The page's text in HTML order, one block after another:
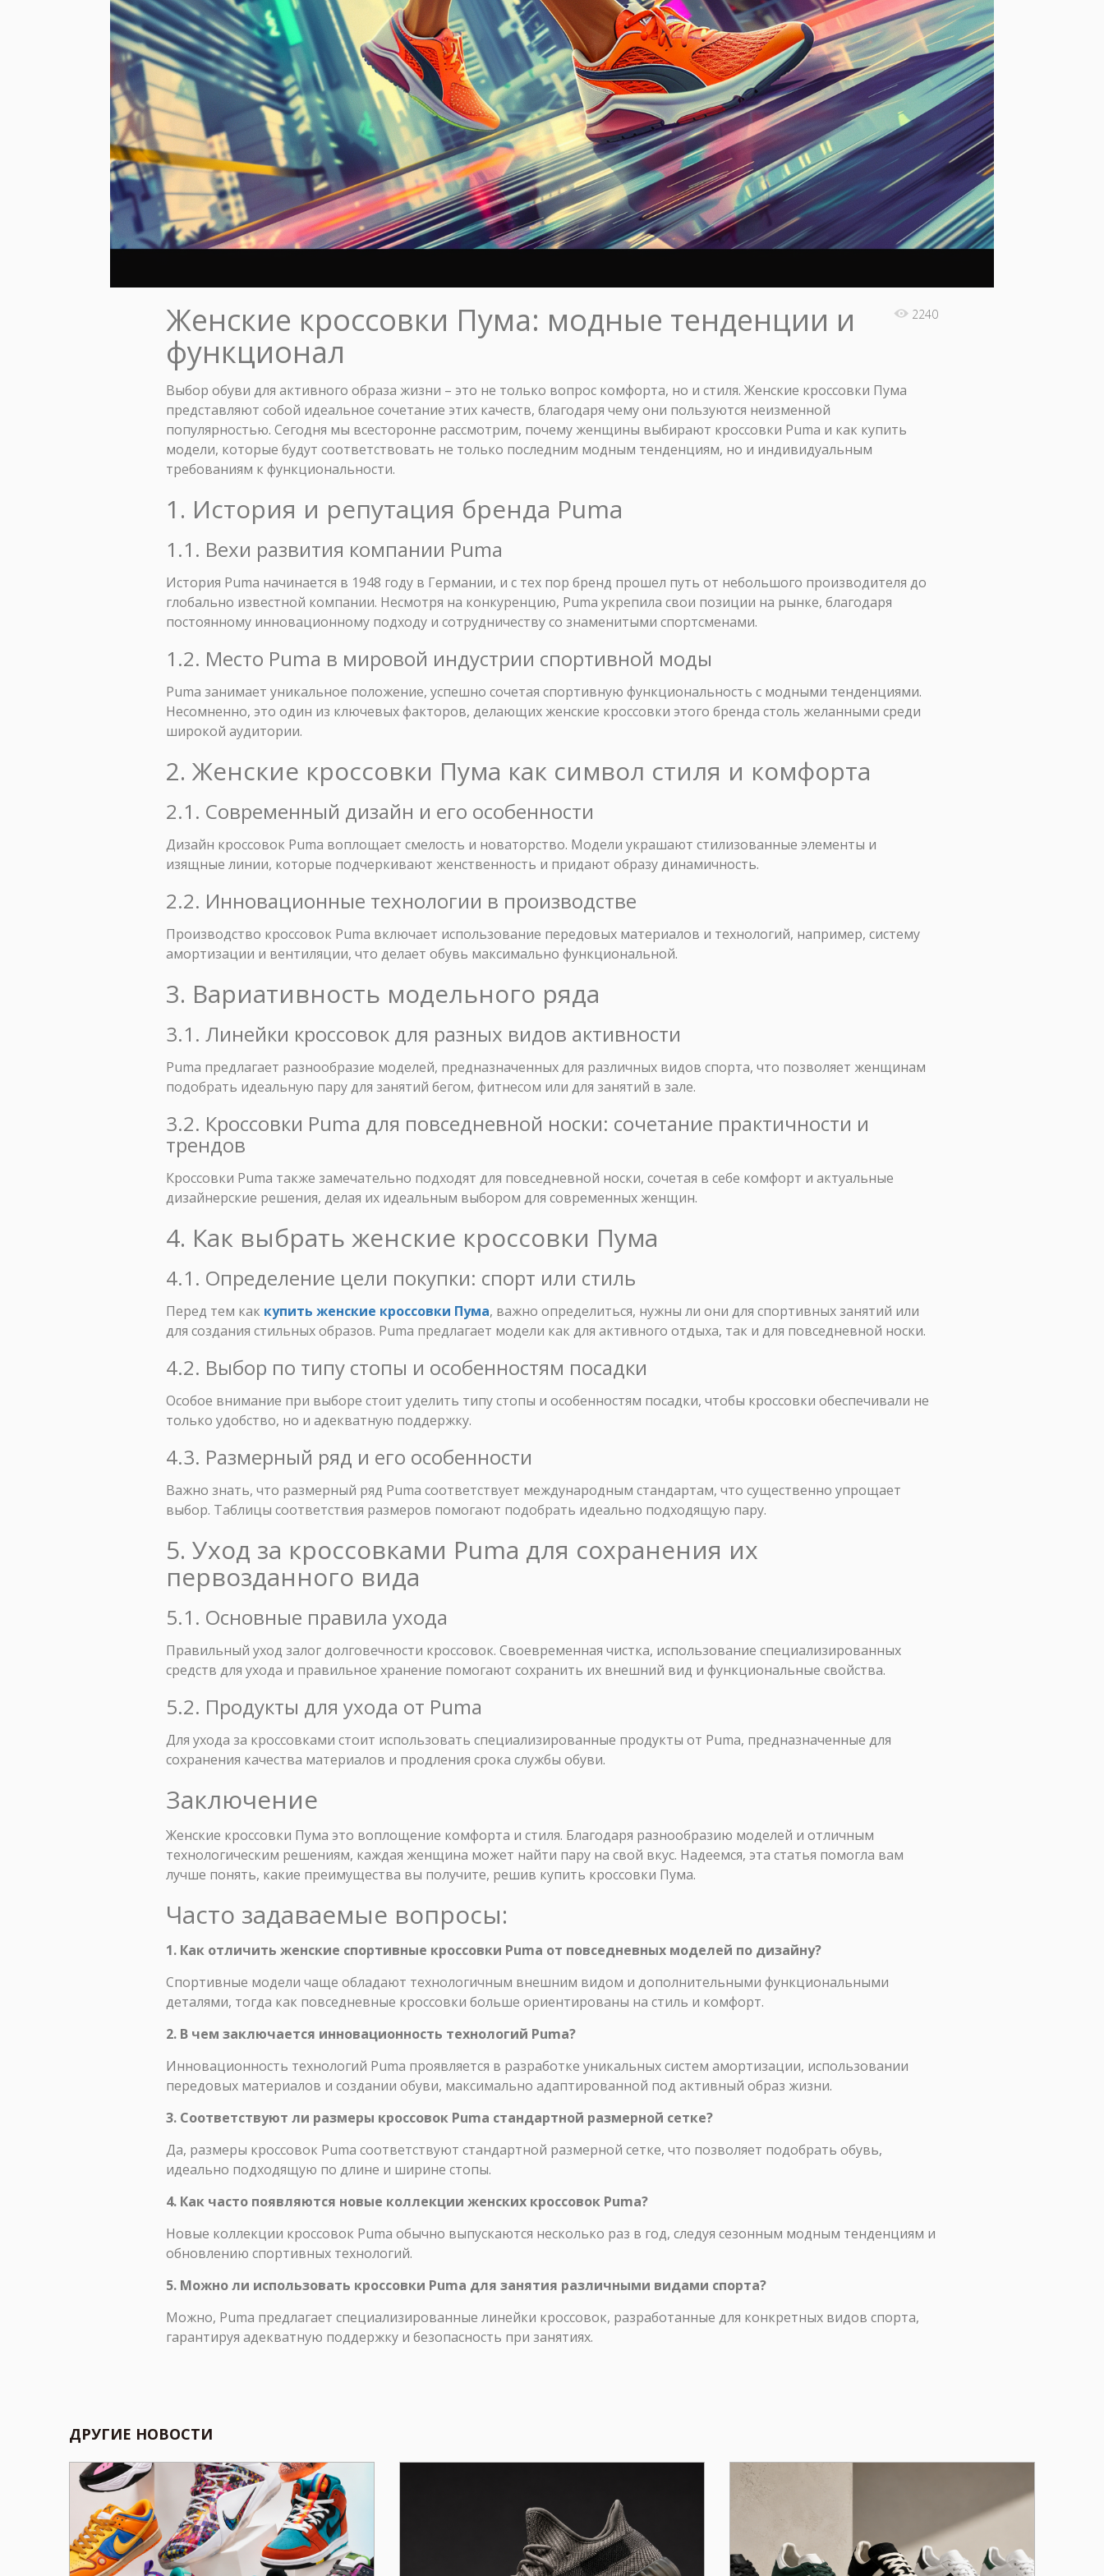
Женские кроссовки Пума: модные тенденции и
функционал
2240
Выбор обуви для активного образа жизни – это не только вопрос комфорта, но и стиля. Женские кроссовки Пума
представляют собой идеальное сочетание этих качеств, благодаря чему они пользуются неизменной
популярностью. Сегодня мы всесторонне рассмотрим, почему женщины выбирают кроссовки Puma и как купить
модели, которые будут соответствовать не только последним модным тенденциям, но и индивидуальным
требованиям к функциональности.
1. История и репутация бренда Puma
1.1. Вехи развития компании Puma
История Puma начинается в 1948 году в Германии, и с тех пор бренд прошел путь от небольшого производителя до
глобально известной компании. Несмотря на конкуренцию, Puma укрепила свои позиции на рынке, благодаря
постоянному инновационному подходу и сотрудничеству со знаменитыми спортсменами.
1.2. Место Puma в мировой индустрии спортивной моды
Puma занимает уникальное положение, успешно сочетая спортивную функциональность с модными тенденциями.
Несомненно, это один из ключевых факторов, делающих женские кроссовки этого бренда столь желанными среди
широкой аудитории.
2. Женские кроссовки Пума как символ стиля и комфорта
2.1. Современный дизайн и его особенности
Дизайн кроссовок Puma воплощает смелость и новаторство. Модели украшают стилизованные элементы и
изящные линии, которые подчеркивают женственность и придают образу динамичность.
2.2. Инновационные технологии в производстве
Производство кроссовок Puma включает использование передовых материалов и технологий, например, систему
амортизации и вентиляции, что делает обувь максимально функциональной.
3. Вариативность модельного ряда
3.1. Линейки кроссовок для разных видов активности
Puma предлагает разнообразие моделей, предназначенных для различных видов спорта, что позволяет женщинам
подобрать идеальную пару для занятий бегом, фитнесом или для занятий в зале.
3.2. Кроссовки Puma для повседневной носки: сочетание практичности и
трендов
Кроссовки Puma также замечательно подходят для повседневной носки, сочетая в себе комфорт и актуальные
дизайнерские решения, делая их идеальным выбором для современных женщин.
4. Как выбрать женские кроссовки Пума
4.1. Определение цели покупки: спорт или стиль
Перед тем как купить женские кроссовки Пума, важно определиться, нужны ли они для спортивных занятий или
для создания стильных образов. Puma предлагает модели как для активного отдыха, так и для повседневной носки.
4.2. Выбор по типу стопы и особенностям посадки
Особое внимание при выборе стоит уделить типу стопы и особенностям посадки, чтобы кроссовки обеспечивали не
только удобство, но и адекватную поддержку.
4.3. Размерный ряд и его особенности
Важно знать, что размерный ряд Puma соответствует международным стандартам, что существенно упрощает
выбор. Таблицы соответствия размеров помогают подобрать идеально подходящую пару.
5. Уход за кроссовками Puma для сохранения их
первозданного вида
5.1. Основные правила ухода
Правильный уход залог долговечности кроссовок. Своевременная чистка, использование специализированных
средств для ухода и правильное хранение помогают сохранить их внешний вид и функциональные свойства.
5.2. Продукты для ухода от Puma
Для ухода за кроссовками стоит использовать специализированные продукты от Puma, предназначенные для
сохранения качества материалов и продления срока службы обуви.
Заключение
Женские кроссовки Пума это воплощение комфорта и стиля. Благодаря разнообразию моделей и отличным
технологическим решениям, каждая женщина может найти пару на свой вкус. Надеемся, эта статья помогла вам
лучше понять, какие преимущества вы получите, решив купить кроссовки Пума.
Часто задаваемые вопросы:
1. Как отличить женские спортивные кроссовки Puma от повседневных моделей по дизайну?
Спортивные модели чаще обладают технологичным внешним видом и дополнительными функциональными
деталями, тогда как повседневные кроссовки больше ориентированы на стиль и комфорт.
2. В чем заключается инновационность технологий Puma?
Инновационность технологий Puma проявляется в разработке уникальных систем амортизации, использовании
передовых материалов и создании обуви, максимально адаптированной под активный образ жизни.
3. Соответствуют ли размеры кроссовок Puma стандартной размерной сетке?
Да, размеры кроссовок Puma соответствуют стандартной размерной сетке, что позволяет подобрать обувь,
идеально подходящую по длине и ширине стопы.
4. Как часто появляются новые коллекции женских кроссовок Puma?
Новые коллекции кроссовок Puma обычно выпускаются несколько раз в год, следуя сезонным модным тенденциям и
обновлению спортивных технологий.
5. Можно ли использовать кроссовки Puma для занятия различными видами спорта?
Можно, Puma предлагает специализированные линейки кроссовок, разработанные для конкретных видов спорта,
гарантируя адекватную поддержку и безопасность при занятиях.
ДРУГИЕ НОВОСТИ